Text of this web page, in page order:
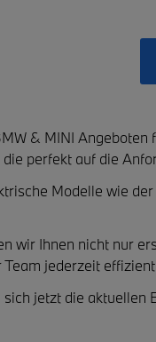
& MINI Angeboten
perfekt auf die
Modelle wie der
wir Ihnen nicht nur
jederzeit
sich jetzt die aktuellen